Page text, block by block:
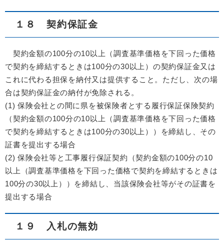
１８ 契約保証金
契約金額の100分の10以上（調査基準価格を下回った価格
で契約を締結するときは100分の30以上）の契約保証金又は
これに代わる担保を納付又は提供すること。ただし、次の場
合は契約保証金の納付が免除される。
(1) 保険会社との間に県を被保険者とする履行保証保険契約
（契約金額の100分の10以上（調査基準価格を下回った価格
で契約を締結するときは100分の30以上））を締結し、その
証書を提出する場合
(2) 保険会社等と工事履行保証契約（契約金額の100分の10
以上（調査基準価格を下回った価格で契約を締結するときは
100分の30以上））を締結し、当該保険会社等がその証書を
提出する場合
１９ 入札の無効